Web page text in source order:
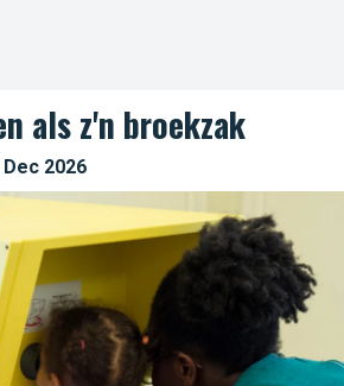
als z'n broekzak
2026